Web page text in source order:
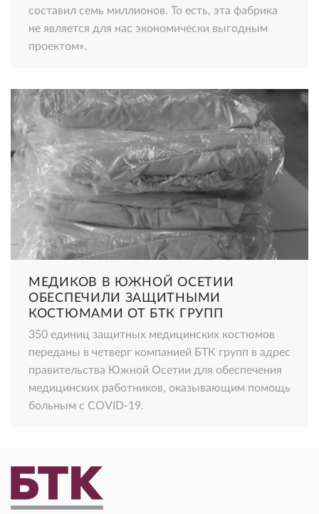
составил семь миллионов. То есть, эта фабрика
не является для нас экономически выгодным
проектом».
МЕДИКОВ В ЮЖНОЙ ОСЕТИИ
ОБЕСПЕЧИЛИ ЗАЩИТНЫМИ
КОСТЮМАМИ ОТ БТК ГРУПП
350 единиц защитных медицинских костюмов
переданы в четверг компанией БТК групп в адрес
правительства Южной Осетии для обеспечения
медицинских работников, оказывающим помощь
больным с COVID-19.